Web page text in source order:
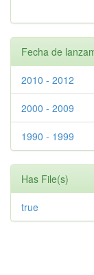
Fecha de
2010 - 2012
2000 - 2009
1990 - 1999
Has File(s)
true